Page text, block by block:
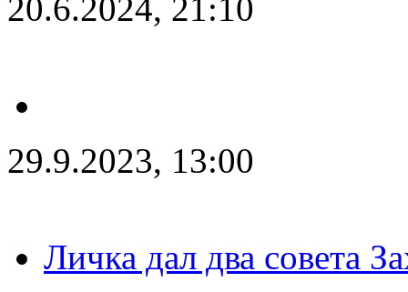
20.6.2024, 21:10
29.9.2023, 13:00
Личка дал два совета